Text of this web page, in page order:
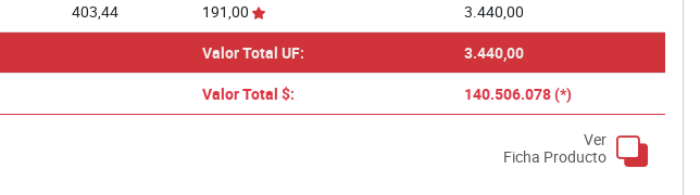
403,44 191,00
3.440,00
Valor Total UF:
3.440,00
Valor Total $:
140.506.078 (*)
Ver
Ficha Producto